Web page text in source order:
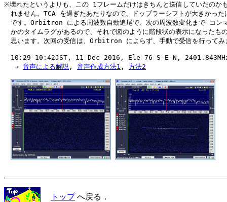
※壊れたというよりも、この 1フレームだけはきちんと送信していたのか
れません。TCA を過ぎたあたりなので、ドップラーシフトが大きかった
です。Orbitron による周波数自動追尾で、次の周波数変化まで コン
かのタイムラグがあるので、それで図のように階段状の表示になったも
思います。次回の受信は、Orbitron によらず、手動で受信を行ってみ
10:29-10:42JST, 11 Dec 2016, Ele 76 S-E-N,
→ 音声による解説 , 音声作成方法1 , 方法2
トップへ戻る．